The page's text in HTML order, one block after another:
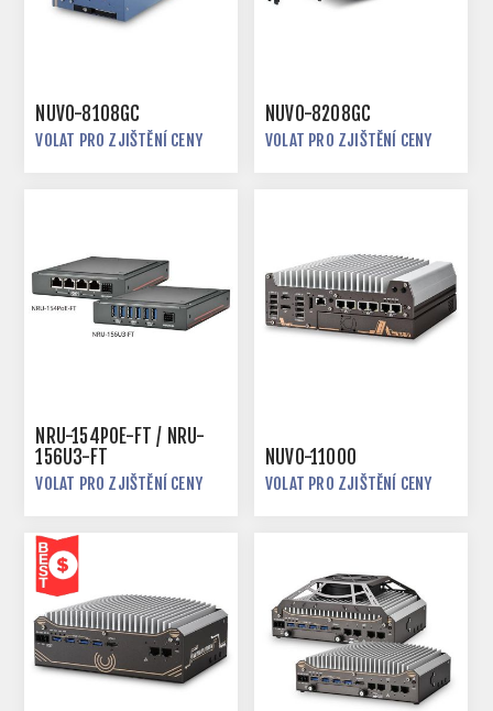
NUVO-8108GC
VOLAT PRO ZJIŠTĚNÍ CENY
NUVO-8208GC
VOLAT PRO ZJIŠTĚNÍ CENY
NRU-154POE-FT / NRU-
156U3-FT
VOLAT PRO ZJIŠTĚNÍ CENY
NUVO-11000
VOLAT PRO ZJIŠTĚNÍ CENY